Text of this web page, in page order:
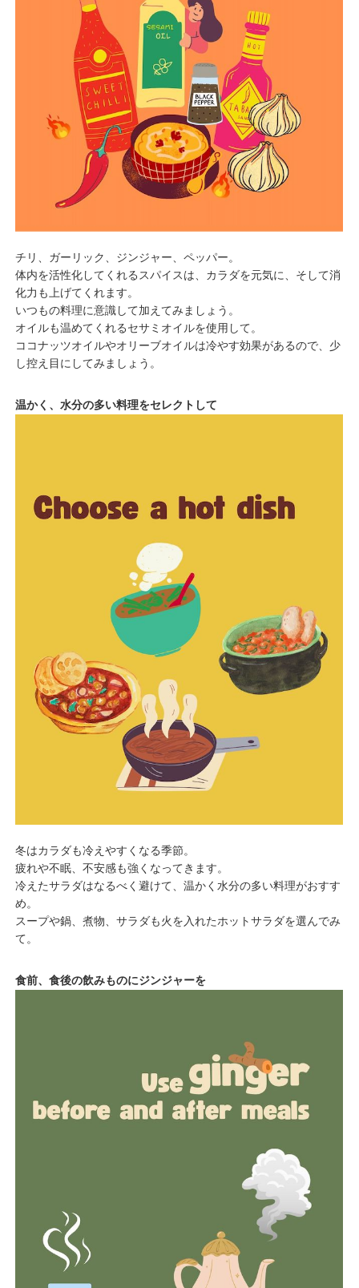
チリ、ガーリック、ジンジャー、ペッパー。
体内を活性化してくれるスパイスは、カラダを元気に、そして消
化力も上げてくれます。
いつもの料理に意識して加えてみましょう。
オイルも温めてくれるセサミオイルを使用して。
ココナッツオイルやオリーブオイルは冷やす効果があるので、少
し控え目にしてみましょう。
温かく、水分の多い料理をセレクトして
冬はカラダも冷えやすくなる季節。
疲れや不眠、不安感も強くなってきます。
冷えたサラダはなるべく避けて、温かく水分の多い料理がおすす
め。
スープや鍋、煮物、サラダも火を入れたホットサラダを選んでみ
て。
食前、食後の飲みものにジンジャーを